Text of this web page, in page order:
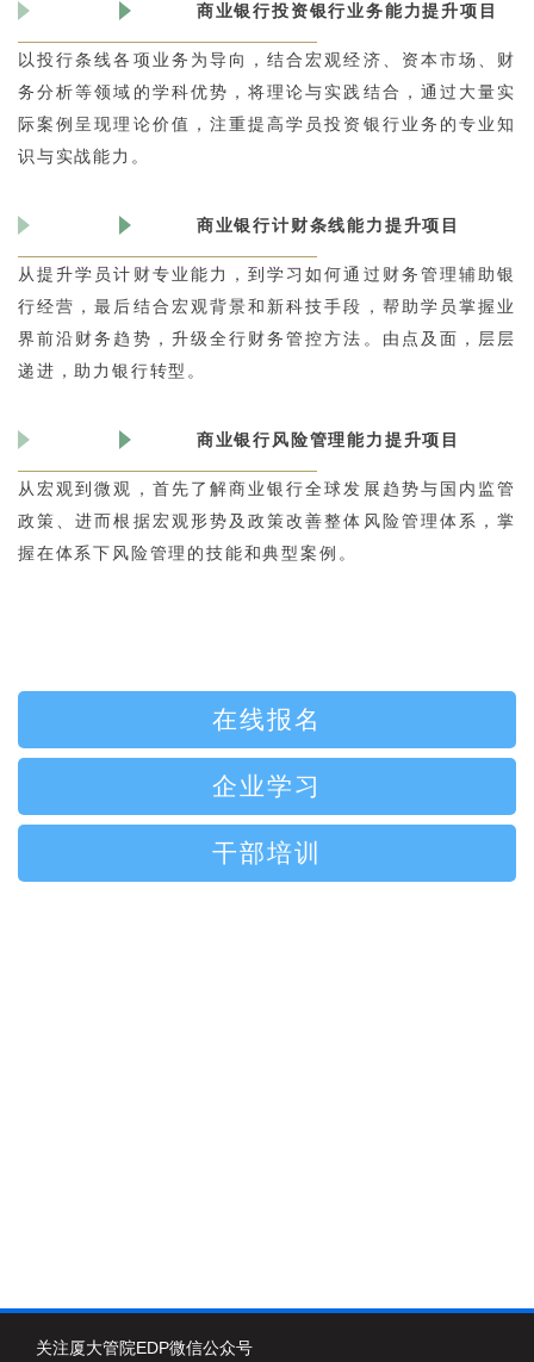
商业银行投资银行业务能力提升项目
以投行条线各项业务为导向，结合宏观经济、资本市场、财
务分析等领域的学科优势，将理论与实践结合，通过大量实
际案例呈现理论价值，注重提高学员投资银行业务的专业知
识与实战能力。
商业银行计财条线能力提升项目
从提升学员计财专业能力，到学习如何通过财务管理辅助银
行经营，最后结合宏观背景和新科技手段，帮助学员掌握业
界前沿财务趋势，升级全行财务管控方法。由点及面，层层
递进，助力银行转型。
商业银行风险管理能力提升项目
从宏观到微观，首先了解商业银行全球发展趋势与国内监管
政策、进而根据宏观形势及政策改善整体风险管理体系，掌
握在体系下风险管理的技能和典型案例。
在线报名
企业学习
干部培训
关注厦大管院EDP微信公众号